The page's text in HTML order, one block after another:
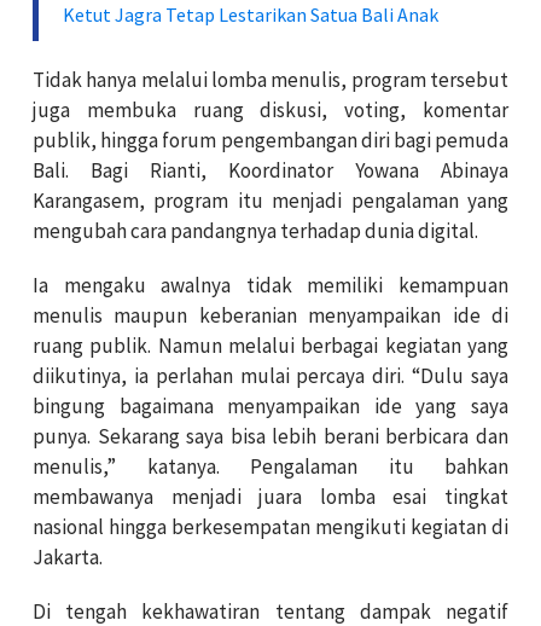
Ketut Jagra Tetap Lestarikan Satua Bali Anak
Tidak hanya melalui lomba menulis, program tersebut
juga membuka ruang diskusi, voting, komentar
publik, hingga forum pengembangan diri bagi pemuda
Bali. Bagi Rianti, Koordinator Yowana Abinaya
Karangasem, program itu menjadi pengalaman yang
mengubah cara pandangnya terhadap dunia digital.
Ia mengaku awalnya tidak memiliki kemampuan
menulis maupun keberanian menyampaikan ide di
ruang publik. Namun melalui berbagai kegiatan yang
diikutinya, ia perlahan mulai percaya diri. “Dulu saya
bingung bagaimana menyampaikan ide yang saya
punya. Sekarang saya bisa lebih berani berbicara dan
menulis,” katanya. Pengalaman itu bahkan
membawanya menjadi juara lomba esai tingkat
nasional hingga berkesempatan mengikuti kegiatan di
Jakarta.
Di tengah kekhawatiran tentang dampak negatif